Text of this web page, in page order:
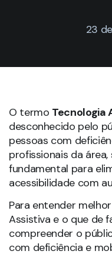
23
O termo Tecnologia
desconhecido pelo
pessoas com
profissionais da
fundamental para
acessibilidade com
Para entender
Assistiva e o que de
compreender o
com deficiência e